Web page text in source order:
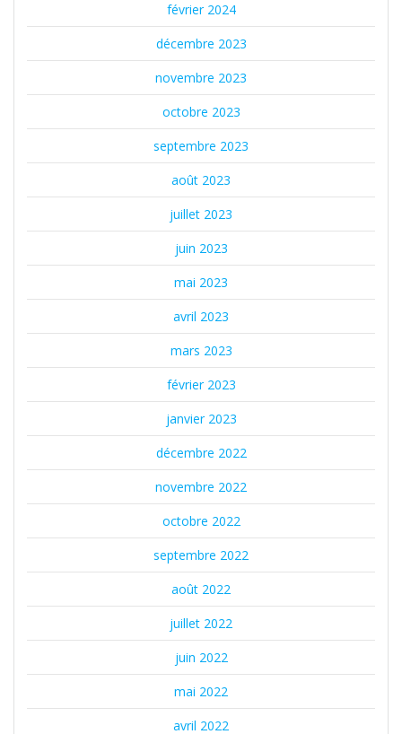
février 2024
décembre 2023
novembre 2023
octobre 2023
septembre 2023
août 2023
juillet 2023
juin 2023
mai 2023
avril 2023
mars 2023
février 2023
janvier 2023
décembre 2022
novembre 2022
octobre 2022
septembre 2022
août 2022
juillet 2022
juin 2022
mai 2022
avril 2022